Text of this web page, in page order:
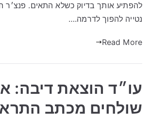
להפתיע אותך בדיוק כשלא התאים. פנצ׳ר
נטייה להפוך לדרמה.…
Read More
עו״ד הוצאת דיבה:
שולחים מכתב